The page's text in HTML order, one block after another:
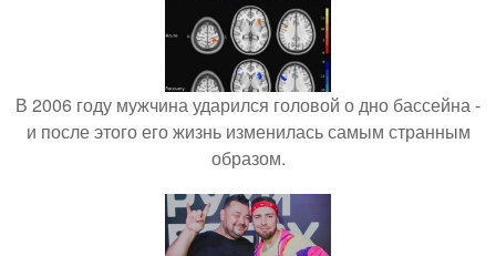
В 2006 году мужчина ударился головой о дно бассейна -
и после этого его жизнь изменилась самым странным
образом.